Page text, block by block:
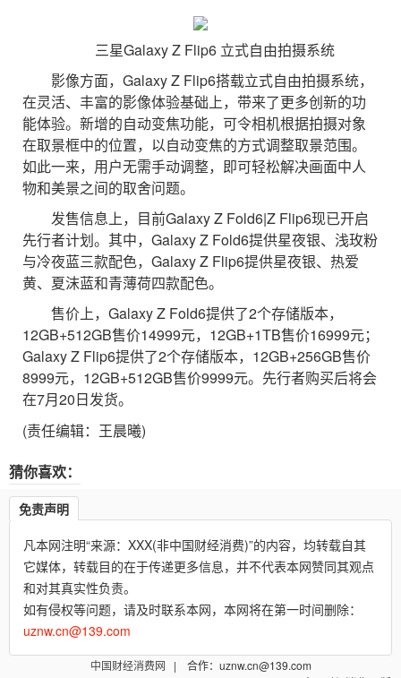
三星Galaxy Z Flip6 立式自由拍摄系统
影像方面，Galaxy Z Flip6搭载立式自由拍摄系统，
在灵活、丰富的影像体验基础上，带来了更多创新的功
能体验。新增的自动变焦功能，可令相机根据拍摄对象
在取景框中的位置，以自动变焦的方式调整取景范围。
如此一来，用户无需手动调整，即可轻松解决画面中人
物和美景之间的取舍问题。
发售信息上，目前Galaxy Z Fold6|Z Flip6现已开启
先行者计划。其中，Galaxy Z Fold6提供星夜银、浅玫粉
与冷夜蓝三款配色，Galaxy Z Flip6提供星夜银、热爱
黄、夏沫蓝和青薄荷四款配色。
售价上，Galaxy Z Fold6提供了2个存储版本，
12GB+512GB售价14999元，12GB+1TB售价16999元；
Galaxy Z Flip6提供了2个存储版本，12GB+256GB售价
8999元，12GB+512GB售价9999元。先行者购买后将会
在7月20日发货。
(责任编辑：王晨曦)
猜你喜欢：
免责声明
凡本网注明“来源：XXX(非中国财经消费)”的内容，均转载自其
它媒体，转载目的在于传递更多信息，并不代表本网赞同其观点
和对其真实性负责。
如有侵权等问题，请及时联系本网，本网将在第一时间删除：
uznw.cn@139.com
中国财经消费网
| 合作：uznw.cn@139.com